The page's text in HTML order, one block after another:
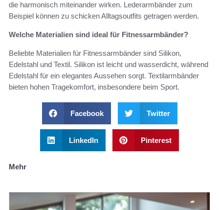
die harmonisch miteinander wirken. Lederarmbänder zum
Beispiel können zu schicken Alltagsoutfits getragen werden.
Welche Materialien sind ideal für Fitnessarmbänder?
Beliebte Materialien für Fitnessarmbänder sind Silikon,
Edelstahl und Textil. Silikon ist leicht und wasserdicht, während
Edelstahl für ein elegantes Aussehen sorgt. Textilarmbänder
bieten hohen Tragekomfort, insbesondere beim Sport.
Facebook Twitter
LinkedIn Pinterest
Mehr